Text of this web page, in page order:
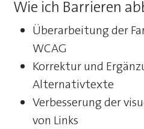
Wie ich Barrieren
Überarbeitung der
WCAG
Korrektur und
Alternativtexte
Verbesserung der
von Links